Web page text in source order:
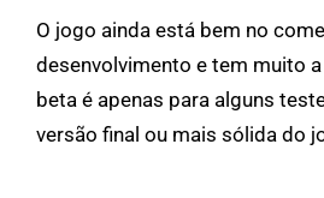
O jogo ainda está bem no
desenvolvimento e tem muito
beta é apenas para alguns
versão final ou mais sólida do